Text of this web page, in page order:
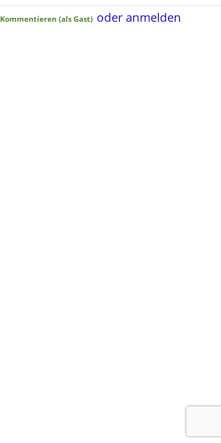
Kommentieren (als Gast) oder anmelden